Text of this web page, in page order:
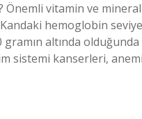
vitamin ve
hemoglobin
altında
sistemi kanserleri,